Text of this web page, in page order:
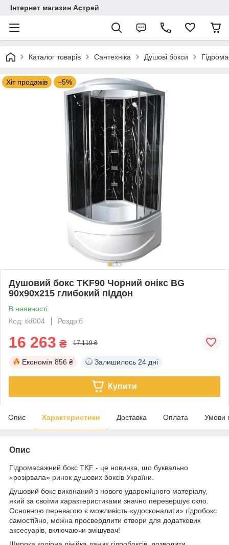
Інтернет магазин Астрей
Каталог товарів Сантехніка Душові бокси
Хіт продажів –5%
Душовий бокс TKF90 Чорний онікс BG
90x90x215 глибокий піддон
В наявності
Код: tkf004
Роздріб
16 263 ₴ 17 119 ₴
Економія 856 ₴ Залишилось 24 дні
Купити
Опис Характеристики Доставка Оплата Умови
Опис
Гідромасажний бокс TKF - це новинка, що буквально
«розірвала» ринок душових боксів України.
Душовий бокс виконаний з нового удароміцного матеріалу,
який за своїми характеристиками значно перевершує скло.
Основною перевагою є можливість «удосконалити» гідробокс
самостійно, можна просвердлити отвори для додаткових
аксесуарів, включаючи змішувач!